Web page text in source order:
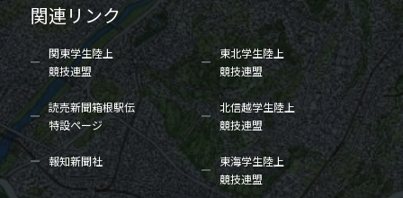
関連リンク
関東学生陸上
競技連盟
東北学生陸上
競技連盟
読売新聞箱根駅伝
特設ページ
北信越学生陸上
競技連盟
報知新聞社
東海学生陸上
競技連盟